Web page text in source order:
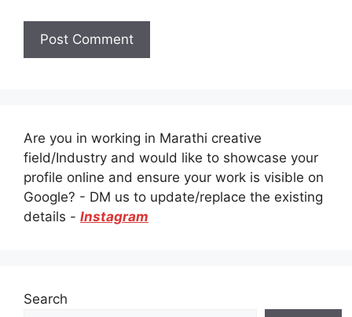
Are you in working in Marathi creative
field/Industry and would like to showcase your
profile online and ensure your work is visible on
Google? - DM us to update/replace the existing
details - Instagram
Search